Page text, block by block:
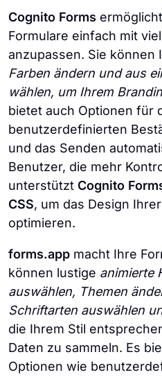
Cognito Forms
Formulare einfach mit
anzupassen. Sie können
Farben ändern und aus
wählen, um Ihrem
bietet auch Optionen für
benutzerdefinierten
und das Senden
Benutzer, die mehr
unterstützt Cognito
CSS, um das Design
optimieren.
forms.app macht Ihre
können lustige animierte
auswählen, Themen
Schriftarten auswählen
die Ihrem Stil
Daten zu sammeln. Es
Optionen wie